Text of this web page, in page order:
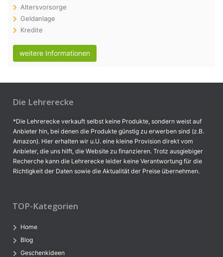
Altersvorsorge
Geldanlage
Kredite
weitere Informationen
Die Lehrerecke
*Die Lehrerecke verkauft selbst keine Produkte, sondern weist auf
Anbieter hin, bei denen die Produkte günstig zu erwerben sind (z.B.
Amazon). Hier erhalten wir u.U. eine kleine Provision direkt vom
Anbieter, die uns hilft, die Website zu finanzieren. Trotz ausgiebiger
Recherche kann die Lehrerecke leider keine Verantwortung für die
Richtigkeit der Daten sowie die Aktualität der Preise übernehmen.
TOP-Kategorien
Home
Blog
Geschenkideen